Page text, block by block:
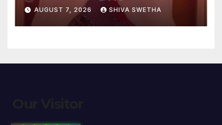
AUGUST 7, 2026 SHIVA SWETHA